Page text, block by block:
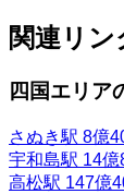
関連リン
四国エリア
さぬき駅 8億
宇和島駅 14億
高松駅 147億